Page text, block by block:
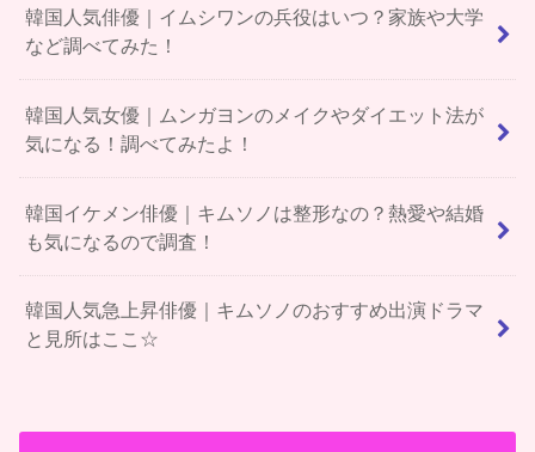
韓国人気俳優｜イムシワンの兵役はいつ？家族や大学
など調べてみた！
韓国人気女優｜ムンガヨンのメイクやダイエット法が
気になる！調べてみたよ！
韓国イケメン俳優｜キムソノは整形なの？熱愛や結婚
も気になるので調査！
韓国人気急上昇俳優｜キムソノのおすすめ出演ドラマ
と見所はここ☆